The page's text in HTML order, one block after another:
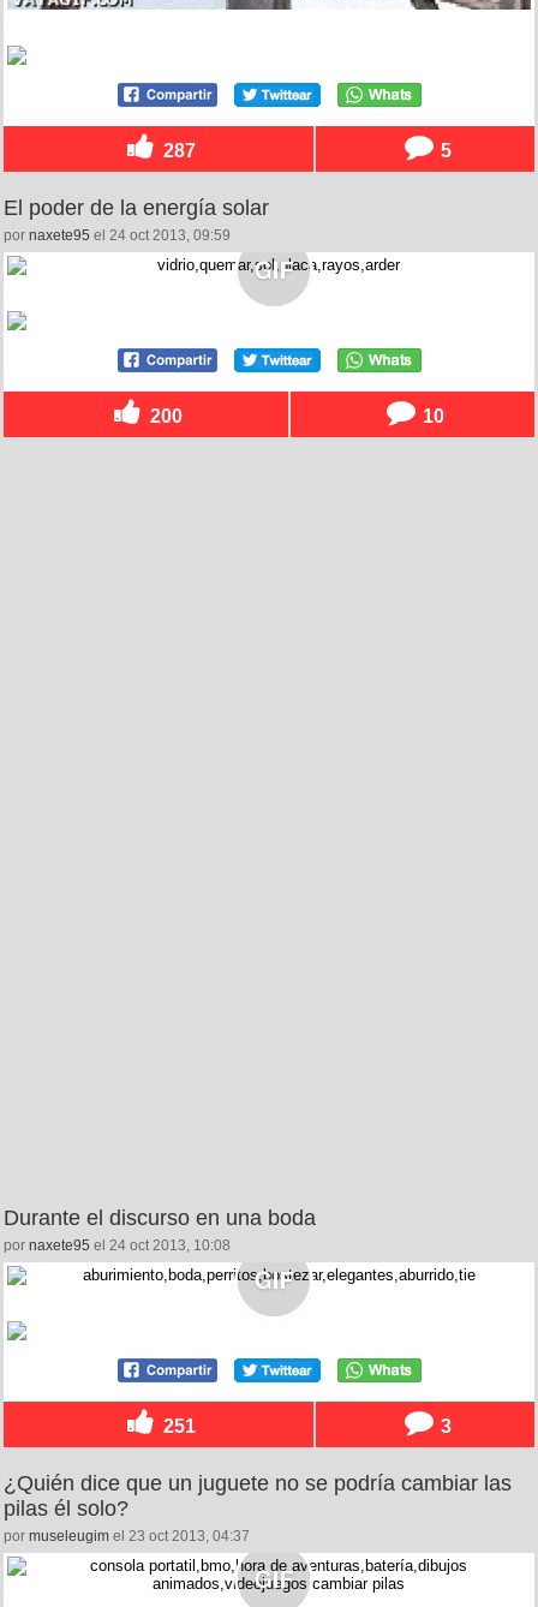
287 5
El poder de la energía solar
por naxete95 el 24 oct 2013, 09:59
200 10
Durante el discurso en una boda
por naxete95 el 24 oct 2013, 10:08
251 3
¿Quién dice que un juguete no se podría cambiar las
pilas él solo?
por museleugim el 23 oct 2013, 04:37